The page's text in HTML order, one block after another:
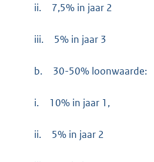
ii. 7,5% in jaar 2
iii. 5% in jaar 3
b. 30-50% loonwaarde:
i. 10% in jaar 1,
ii. 5% in jaar 2